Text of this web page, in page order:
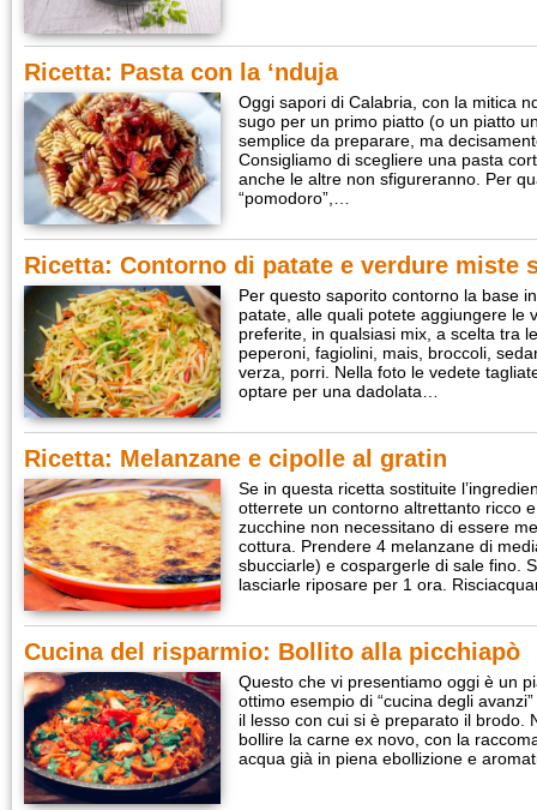
Ricetta: Pasta con la ‘nduja
Oggi sapori di Calabria, con la mitica
sugo per un primo piatto (o un piatto
semplice da preparare, ma
Consigliamo di scegliere una pasta
anche le altre non sfigureranno. Per
“pomodoro”,…
Ricetta: Contorno di patate e verdure miste
Per questo saporito contorno la base
patate, alle quali potete aggiungere le
preferite, in qualsiasi mix, a scelta tra
peperoni, fagiolini, mais, broccoli,
verza, porri. Nella foto le vedete
optare per una dadolata…
Ricetta: Melanzane e cipolle al gratin
Se in questa ricetta sostituite
otterrete un contorno altrettanto ricco
zucchine non necessitano di essere
cottura. Prendere 4 melanzane di
sbucciarle) e cospargerle di sale fino.
lasciarle riposare per 1 ora.
Cucina del risparmio: Bollito alla picchiapò
Questo che vi presentiamo oggi è un
ottimo esempio di “cucina degli
il lesso con cui si è preparato il brodo.
bollire la carne ex novo, con la
acqua già in piena ebollizione e